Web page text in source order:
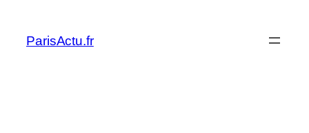
content
ParisActu.fr